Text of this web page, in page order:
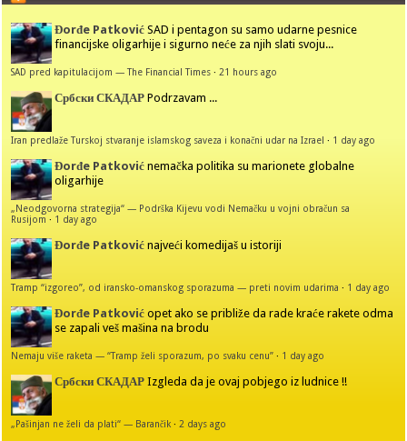
Đorđe Patković SAD i pentagon su samo udarne pesnice
financijske oligarhije i sigurno neće za njih slati svoju...
SAD pred kapitulacijom — The Financial Times ·21 hours ago
Србски СКАДАР Podrzavam ...
Iran predlaže Turskoj stvaranje islamskog saveza i konačni udar na Izrael · 1 day ago
Đorđe Patković nemačka politika su marionete globalne
oligarhije
„Neodgovorna strategija“ — Podrška Kijevu vodi Nemačku u vojni obračun sa
Rusijom · 1 day ago
Đorđe Patković najveći komedijaš u istoriji
Tramp “izgoreo”, od iransko-omanskog sporazuma — preti novim udarima · 1 day ago
Đorđe Patković opet ako se približe da rade kraće rakete odma
se zapali veš mašina na brodu
Nemaju više raketa — “Tramp želi sporazum, po svaku cenu” · 1 day ago
Србски СКАДАР Izgleda da je ovaj pobjego iz ludnice !!
„Pašinjan ne želi da plati“ — Barančik ·2 days ago